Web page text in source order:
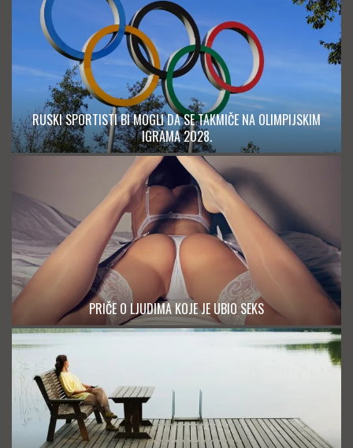
RUSKI SPORTISTI BI MOGLI DA SE TAKMIČE NA OLIMPIJSKIM
IGRAMA 2028.
PRIČE O LJUDIMA KOJE JE UBIO SEKS